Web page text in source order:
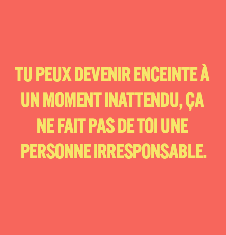
TU PEUX DEVENIR ENCEINTE À
UN MOMENT INATTENDU, ÇA
NE FAIT PAS DE TOI UNE
PERSONNE IRRESPONSABLE.